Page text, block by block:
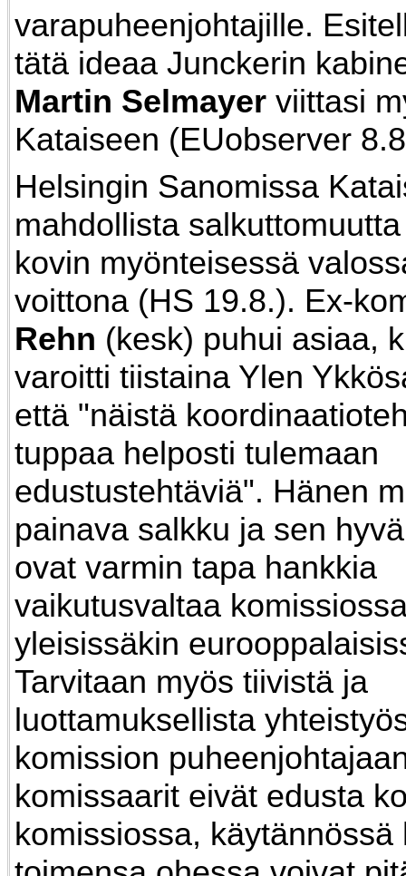
varapuheenjohtajille.
tätä ideaa Junckerin
Martin Selmayer viittasi
Kataiseen (EUobserver
Helsingin Sanomissa
mahdollista
kovin myönteisessä
voittona (HS 19.8.). Ex-
Rehn (kesk) puhui asiaa,
varoitti tiistaina Ylen
että "näistä
tuppaa helposti tulemaan
edustustehtäviä". Hänen
painava salkku ja sen
ovat varmin tapa hankkia
vaikutusvaltaa
yleisissäkin
Tarvitaan myös tiivistä ja
luottamuksellista
komission
komissaarit eivät edusta
komissiossa, käytännössä